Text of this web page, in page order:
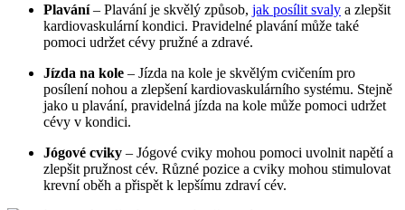
Plavání– Plavání je skvělý způsob, jak posílit svaly a zlepšit
kardiovaskulární kondici. Pravidelné plavání může také
pomoci udržet cévy pružné a zdravé.
Jízda na kole – Jízda na kole je skvělým cvičením pro
posílení nohou a zlepšení kardiovaskulárního systému. Stejně
jako u plavání, pravidelná jízda na kole může pomoci udržet
cévy v kondici.
Jógové cviky – Jógové cviky mohou pomoci uvolnit napětí a
zlepšit pružnost cév. Různé pozice a cviky mohou stimulovat
krevní oběh a přispět k lepšímu zdraví cév.